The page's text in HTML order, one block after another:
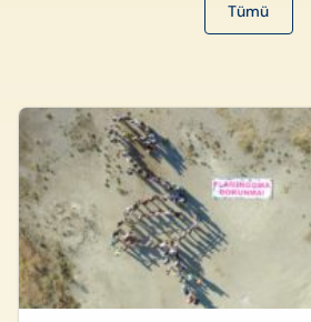
Tümü